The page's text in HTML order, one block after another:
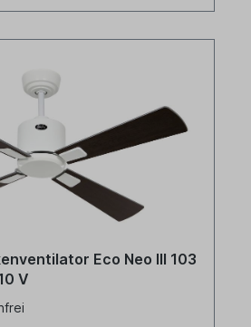
Eco Neo III 103
V